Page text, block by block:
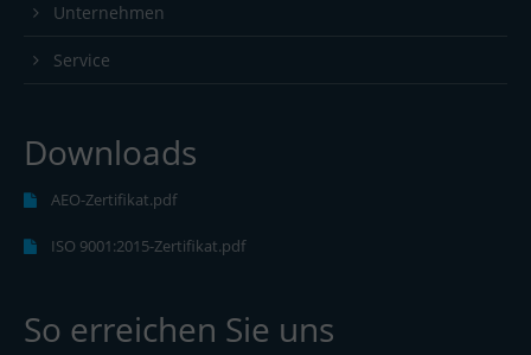
Unternehmen
Service
Downloads
AEO-Zertifikat.pdf
ISO 9001:2015-Zertifikat.pdf
So erreichen Sie uns